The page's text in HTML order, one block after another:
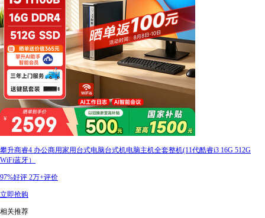
攀升商睿4 办公商用家用台式电脑台式机电脑主机全套整机(11代酷睿i3 16G 512G
WiFi蓝牙）
97%好评 2万+评价
立即抢购
相关推荐